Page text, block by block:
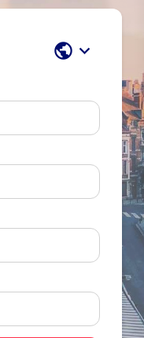
public keyboard_arrow_down